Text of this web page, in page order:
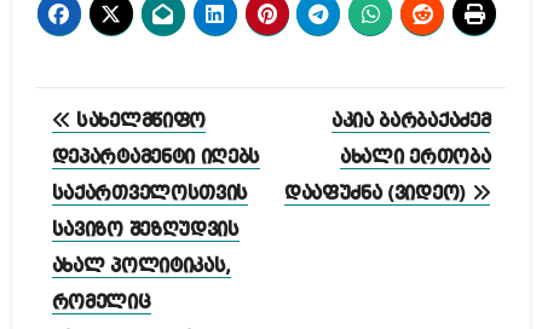
პოსტის
ნავიგაცია
სახელმწიფო
დეპარტამენტი იღებს
საქართველოსთვის
სავიზო შეზღუდვის
ახალ პოლიტიკას,
რომელიც
აკია ბარბაქაძემ
ახალი ერთობა
დააფუძნა (ვიდეო)